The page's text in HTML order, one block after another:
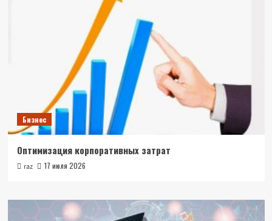
Бизнес
Оптимизация корпоративных затрат
raz 17 июля 2026